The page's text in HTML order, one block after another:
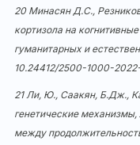
20 Минасян Д.С.,
кортизола на
гуманитарных и
10.24412/2500-1000-
21 Ли, Ю., Саакян, Б.Дж.,
генетические
между